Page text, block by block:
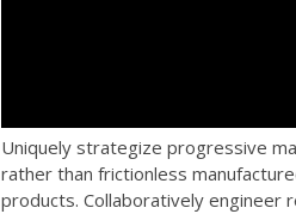
Uniquely strategize progressive
rather than frictionless
products. Collaboratively engineer